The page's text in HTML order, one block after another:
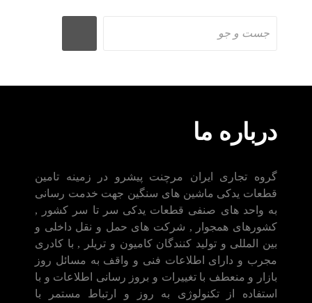
درباره ما
گروه تجاری ایران مرچنت پیشرو در زمینه تامین
قطعات یدکی ماشین های سنگین جهت خدمت رسانی
به واحد های صنفی قطعات یدکی سر تا سر کشور ,
کشورهای همجوار , شرکت های حمل و نقل داخلی و
بین المللی و تولید کنندگان کامیون و تریلر , با کادری
مجرب و دارای اطلاعات فنی و واقف به مسائل روز
بازار و منعطف با تغییرات و بروز رسانی اطلاعات و با
استفاده از تکنولوژی به روز و ارتباط مستمر با